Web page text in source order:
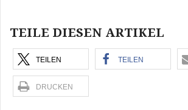
TEILE DIESEN ARTIKEL
TEILEN TEILEN
DRUCKEN